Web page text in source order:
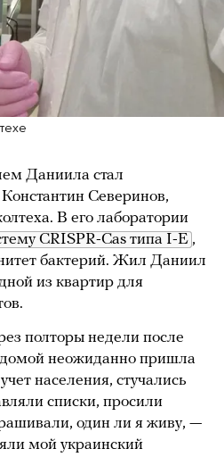
Даниила стал
Северинов,
В его лаборатории
CRISPR-Cas типа I-Е ,
бактерий. Жил Даниил
из квартир для
полторы недели после
неожиданно пришла
населения, стучались
списки, просили
один ли я живу, —
мой украинский